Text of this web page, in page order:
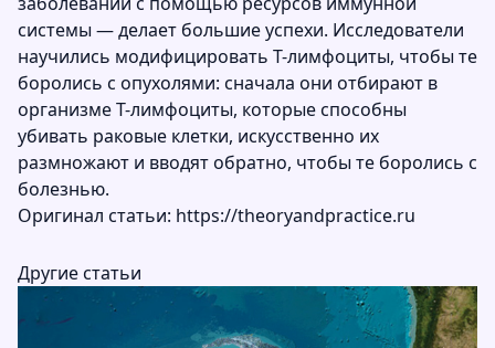
системы — делает большие успехи. Исследователи
научились модифицировать Т-лимфоциты, чтобы те
боролись с опухолями: сначала они отбирают в
организме Т-лимфоциты, которые способны
убивать раковые клетки, искусственно их
размножают и вводят обратно, чтобы те боролись с
болезнью.
Оригинал статьи: https://theoryandpractice.ru
Другие статьи